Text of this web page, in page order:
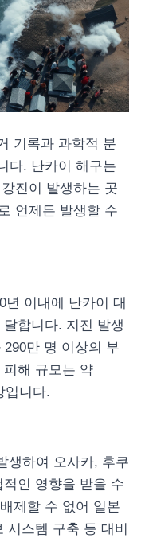
기록과 과학적 분
다. 난카이 해구는
진이 발생하는 곳
언제든 발생할 수
년 이내에 난카이 대
합니다. 지진 발생
만 명 이상의 부
해 규모는 약
입니다.
생하여 오사카, 후쿠
인 영향을 받을 수
제할 수 없어 일본
시스템 구축 등 대비